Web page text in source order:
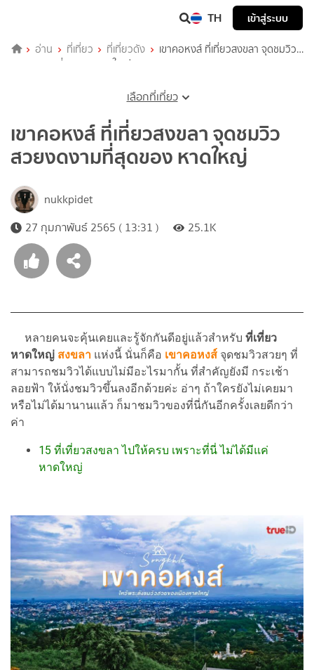
TH เข้าสู่ระบบ
อ่าน ที่เที่ยว ที่เที่ยวดัง
เขาคอหงส์ ที่เที่ยวสงขลา จุดชมวิว
สวยงดงามที่สุดของ หาดใหญ่
เลือกที่เที่ยว
เขาคอหงส์ ที่เที่ยวสงขลา จุดชมวิว
สวยงดงามที่สุดของ หาดใหญ่
nukkpidet
27 กุมภาพันธ์ 2565 ( 13:31 )
25.1K
หลายคนจะคุ้นเคยและรู้จักกันดีอยู่แล้วสำหรับ ที่เที่ยว
หาดใหญ่ สงขลา แห่งนี้ นั่นก็คือ เขาคอหงส์ จุดชมวิวสวยๆ ที่
สามารถชมวิวได้แบบไม่มีอะไรมากั้น ที่สำคัญยังมี กระเช้า
ลอยฟ้า ให้นั่งชมวิวขึ้นลงอีกด้วยค่ะ อ่าๆ ถ้าใครยังไม่เคยมา
หรือไม่ได้มานานแล้ว ก็มาชมวิวของที่นี่กันอีกครั้งเลยดีกว่า
ค่า
15 ที่เที่ยวสงขลา ไปให้ครบ เพราะที่นี่ ไม่ได้มีแค่
หาดใหญ่